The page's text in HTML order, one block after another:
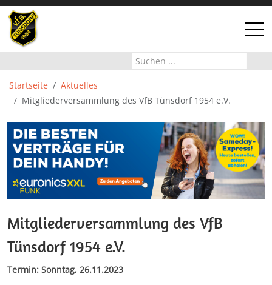
Off-
Startseite
Aktuelles
Mitgliederversammlung des VfB Tünsdorf 1954 e.V.
Mitgliederversammlung des VfB
Tünsdorf 1954 e.V.
Termin: Sonntag, 26.11.2023